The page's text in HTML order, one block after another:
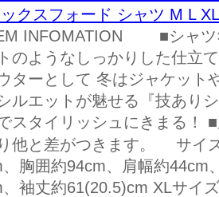
ックスフォード シャツ M L
INFOMATION ■シャツ×
のようなしっかりした仕立
ターとして 冬はジャケッ
ルエットが魅せる『技あり
スタイリッシュにきまる！
他と差がつきます。 サイ
、胸囲約94cm、肩幅約44cm
袖丈約61(20.5)cm XLサイ